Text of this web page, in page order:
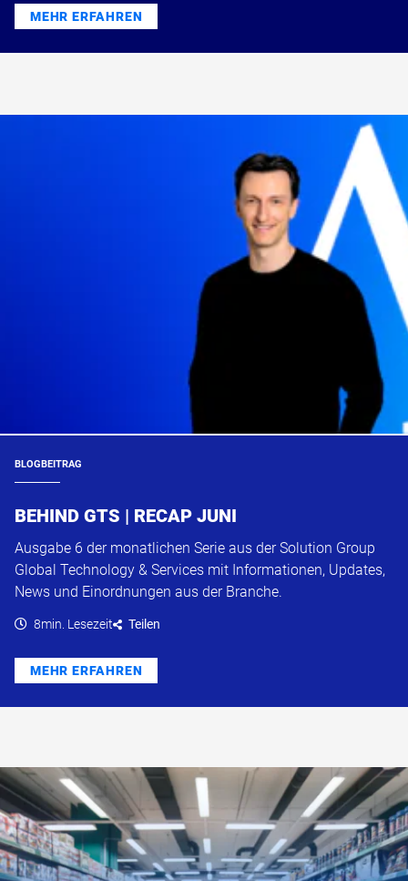
MEHR ERFAHREN
BLOGBEITRAG
BEHIND GTS | RECAP JUNI
Ausgabe 6 der monatlichen Serie aus der Solution Group
Global Technology & Services mit Informationen, Updates,
News und Einordnungen aus der Branche.
8min. Lesezeit Teilen
MEHR ERFAHREN